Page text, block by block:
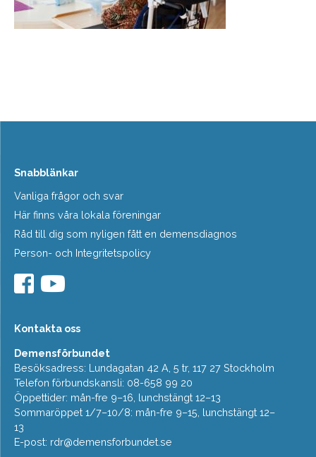
Snabblänkar
Vanliga frågor och svar
Här finns våra lokala föreningar
Råd till dig som nyligen fått en demensdiagnos
Person- och Integritetspolicy
Kontakta oss
Demensförbundet
Besöksadress: Lundagatan 42 A, 5 tr, 117 27 Stockholm
Telefon förbundskansli: 08-658 99 20
Öppettider: mån-fre 9–16, lunchstängt 12–13
Sommaröppet 1/7–10/8: mån-fre 9–15, lunchstängt 12–
13
E-post: rdr@demensforbundet.se